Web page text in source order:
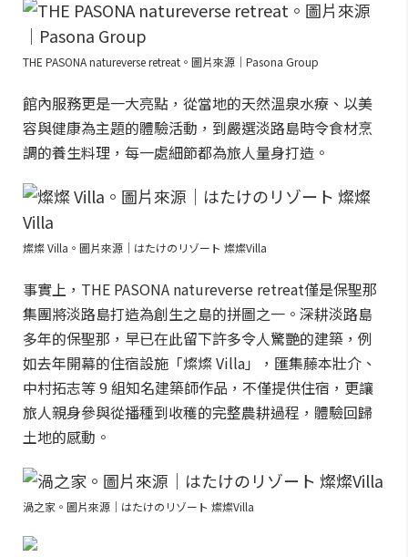
THE PASONA natureverse retreat。圖片來源｜Pasona Group
館內服務更是一大亮點，從當地的天然溫泉水療、以美
容與健康為主題的體驗活動，到嚴選淡路島時令食材烹
調的養生料理，每一處細節都為旅人量身打造。
燦燦 Villa。圖片來源｜はたけのリゾート 燦燦Villa
事實上，THE PASONA natureverse retreat僅是保聖那
集團將淡路島打造為創生之島的拼圖之一。深耕淡路島
多年的保聖那，早已在此留下許多令人驚艷的建築，例
如去年開幕的住宿設施「燦燦 Villa」，匯集藤本壯介、
中村拓志等 9 組知名建築師作品，不僅提供住宿，更讓
旅人親身參與從播種到收穫的完整農耕過程，體驗回歸
土地的感動。
渦之家。圖片來源｜はたけのリゾート 燦燦Villa